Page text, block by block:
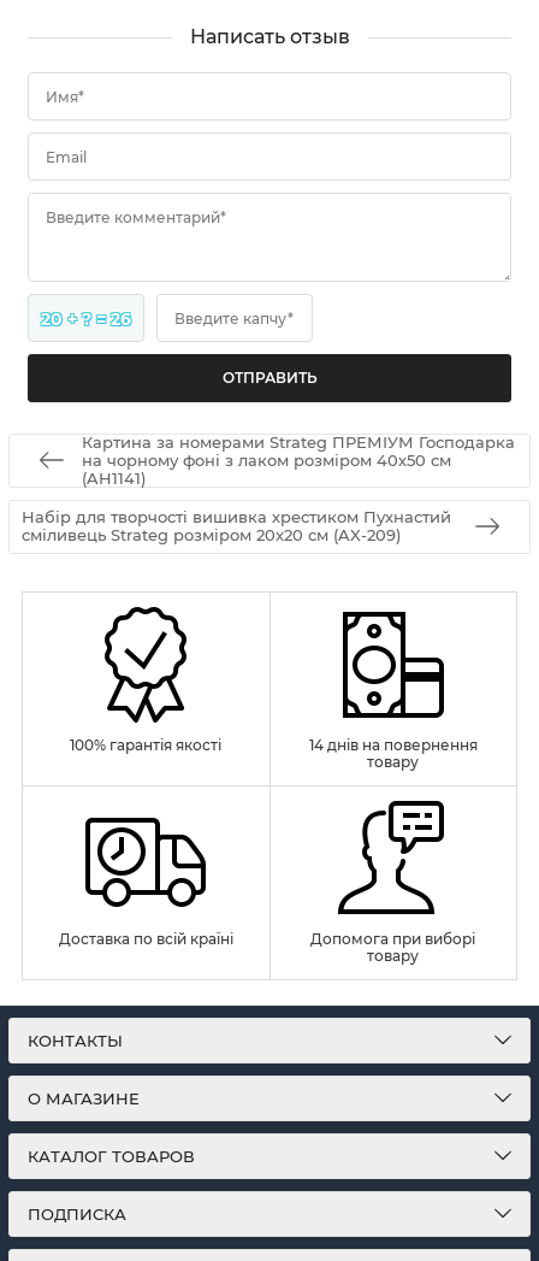
Написать отзыв
Имя*
Email
Введите комментарий*
20 + ? = 26 Введите капчу*
Картина за номерами Strateg ПРЕМІУМ Господарка
на чорному фоні з лаком розміром 40х50 см
(AH1141)
Набір для творчості вишивка хрестиком Пухнастий
сміливець Strateg розміром 20х20 см (AX-209)
100% гарантія якості
14 днів на повернення
товару
Доставка по всій країні
Допомога при виборі
товару
КОНТАКТЫ
О МАГАЗИНЕ
КАТАЛОГ ТОВАРОВ
ПОДПИСКА